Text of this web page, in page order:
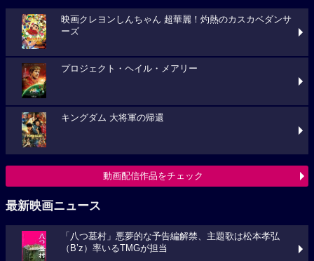
映画クレヨンしんちゃん 超華麗！灼熱のカスカベダンサ
ーズ
プロジェクト・ヘイル・メアリー
キングダム 大将軍の帰還
動画配信作品をチェック
最新映画ニュース
「八つ墓村」悪夢的な予告編解禁、主題歌は松本孝弘
（B’z）率いるTMGが担当